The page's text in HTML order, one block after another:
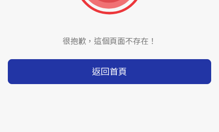
很抱歉，這個頁面不存在！
返回首頁